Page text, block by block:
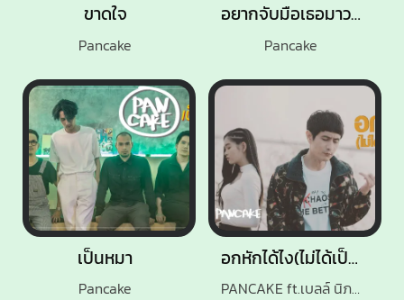
อกหักได้ไง(ไม่ได้เป็นอะไรกับเขา)
PANCAKE ft.เบลล์ นิภาดา
ขาดใจ
Pancake
อยากจับมือเธอมาวางไว้
Pancake
เป็นหมา
Pancake